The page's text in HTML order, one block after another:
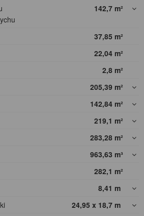
142,7 m²
37,85 m²
22,04 m²
2,8 m²
205,39 m²
142,84 m²
219,1 m²
283,28 m²
963,63 m³
282,1 m²
8,41 m
24,95 x 18,7 m